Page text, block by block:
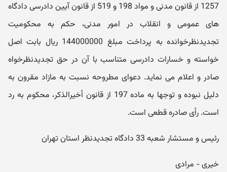
1257 از قانون مدنی و مواد 198 و 519 از قانون آیین دادرسی دادگاه
های عمومی و انقلاب در امور مدنی، حکم به محکومیت
تجدیدنظرخوانده به پرداخت مبلغ 144000000 ریال بابت اصل
خواسته و خسارات دادرسی متناسب با آن در حق تجدیدنظرخواه
صادر و اعلام می نماید. دعوای مطروحه نسبت به مازاد مقرون به
دلیل نبوده و توجها به ماده 197 از قانون أخیرالذکر، محکوم به رد
است. رأی صادره قطعی است.
رئیس و مستشار شعبه 33 دادگاه تجدیدنظر استان تهران
خیری - مرادی